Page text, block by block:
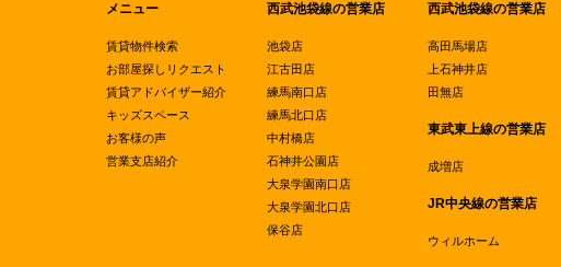
メニュー
賃貸物件検索
お部屋探しリクエスト
賃貸アドバイザー紹介
キッズスペース
お客様の声
営業支店紹介
西武池袋線の営業店
池袋店
江古田店
練馬南口店
練馬北口店
中村橋店
石神井公園店
大泉学園南口店
大泉学園北口店
保谷店
西武池袋線の営業店
高田馬場店
上石神井店
田無店
東武東上線の営業店
成増店
JR中央線の営業店
ウィルホーム